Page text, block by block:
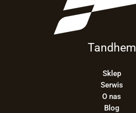
Tandhem
Sklep
Serwis
O nas
Blog